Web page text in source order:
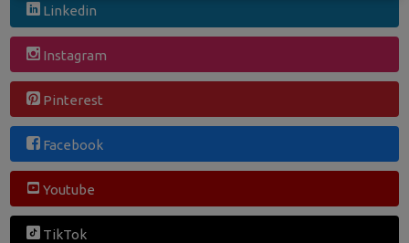
Linkedin
Instagram
Pinterest
Facebook
Youtube
TikTok